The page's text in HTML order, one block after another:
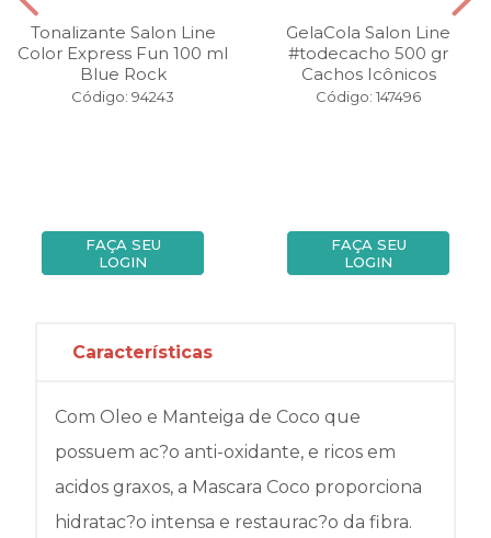
Tonalizante Salon Line
Color Express Fun 100 ml
Blue Rock
Código: 94243
FAÇA SEU
LOGIN
GelaCola Salon Line
#todecacho 500 gr
Cachos Icônicos
Código: 147496
FAÇA SEU
LOGIN
Características
Com Oleo e Manteiga de Coco que
possuem ac?o anti-oxidante, e ricos em
acidos graxos, a Mascara Coco proporciona
hidratac?o intensa e restaurac?o da fibra.